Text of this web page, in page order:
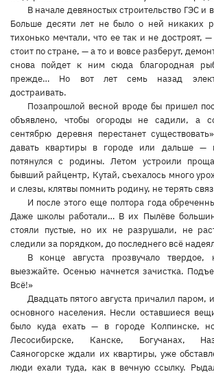
В начале девяностых строительство ГЭС и
Больше десяти лет не было о ней никаких
тихонько мечтали, что ее так и не достроят,
стоит по стране, — а то и вовсе разберут,
снова пойдет к ним сюда благородная
прежде… Но вот лет семь назад
достраивать.
Позапрошлой весной вроде бы пришел
объявлено, чтобы огороды не садили, а
сентябрю деревня перестанет
давать квартиры в городе или дальше
потянулся с родины. Летом устроили
бывший райцентр, Кутай, съехалось много
и слезы, клятвы помнить родину, не терять
И после этого еще полтора года
Даже школы работали… В их Пылёве
стояли пустые, но их не разрушали, не
следили за порядком, до последнего всё
В конце августа прозвучало твердое,
выезжайте. Осенью начнется зачистка.
Всё!»
Двадцать пятого августа причалил паром,
основного населения. Несли оставшиеся
было куда ехать — в городе Колпинске,
Лесосибирске, Канске, Богучанах,
Саяногорске ждали их квартиры, уже
люди ехали туда, как в вечную ссылку.